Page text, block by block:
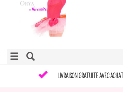
LIVRAISON GRATUITE AVEC